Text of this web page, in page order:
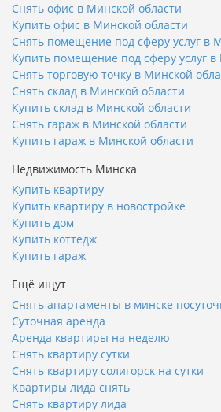
Снять офис в Минской области
Купить офис в Минской области
Снять помещение под сферу услуг в
Купить помещение под сферу услуг
Снять торговую точку в Минской
Снять склад в Минской области
Купить склад в Минской области
Снять гараж в Минской области
Купить гараж в Минской области
Недвижимость Минска
Купить квартиру
Купить квартиру в новостройке
Купить дом
Купить коттедж
Купить гараж
Ещё ищут
Снять апартаменты в минске
Суточная аренда
Аренда квартиры на неделю
Снять квартиру сутки
Снять квартиру солигорск на сутки
Квартиры лида снять
Снять квартиру лида